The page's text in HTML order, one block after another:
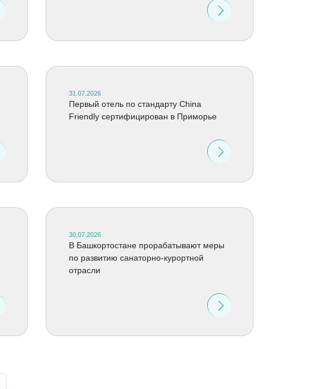
31.07.2026
Первый отель по стандарту China
Friendly сертифицирован в Приморье
30.07.2026
В Башкортостане прорабатывают меры
по развитию санаторно-курортной
отрасли